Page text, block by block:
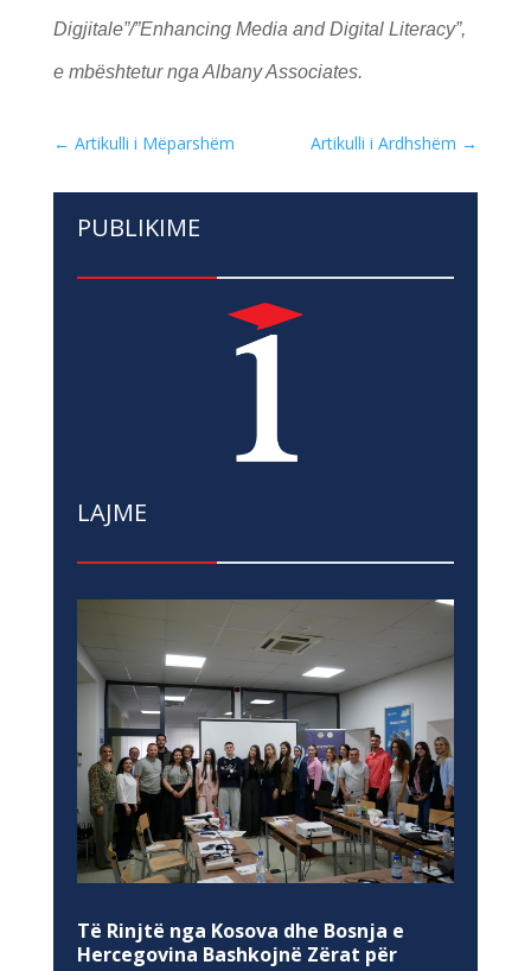
Digjitale”/”Enhancing Media and Digital Literacy”,
e mbështetur nga Albany Associates.
← Artikulli i Mëparshëm Artikulli i Ardhshëm →
PUBLIKIME
LAJME
Të Rinjtë nga Kosova dhe Bosnja e
Hercegovina Bashkojnë Zërat për